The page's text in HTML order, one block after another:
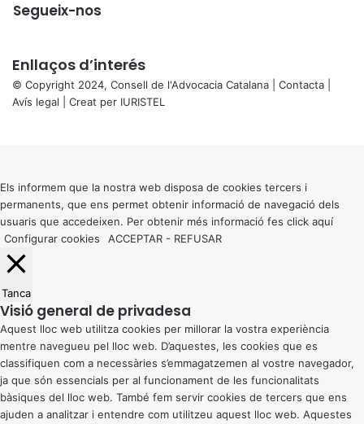
Segueix-nos
Enllaços d’interés
© Copyright 2024, Consell de l'Advocacia Catalana | Contacta
Avís legal | Creat per IURISTEL
button
Els informem que la nostra web disposa de cookies tercers i
permanents, que ens permet obtenir informació de navegació dels
usuaris que accedeixen. Per obtenir més informació fes click aquí
Configurar cookies
ACCEPTAR - REFUSAR
Tanca
Visió general de privadesa
Aquest lloc web utilitza cookies per millorar la vostra experiència
mentre navegueu pel lloc web. D’aquestes, les cookies que es
classifiquen com a necessàries s’emmagatzemen al vostre navegador,
ja que són essencials per al funcionament de les funcionalitats
bàsiques del lloc web. També fem servir cookies de tercers que ens
ajuden a analitzar i entendre com utilitzeu aquest lloc web. Aquestes